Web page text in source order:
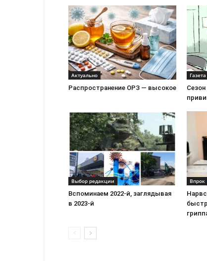
Актуально
Распространение ОРЗ — высокое
Газета
Выбор редакции
Вспоминаем 2022-й, заглядывая
в 2023-й
Впрок